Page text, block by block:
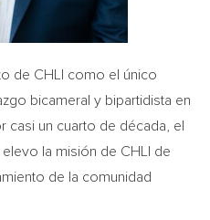
de CHLI como el único
bicameral y bipartidista en
casi un cuarto de década, el
la misión de CHLI de
de la comunidad